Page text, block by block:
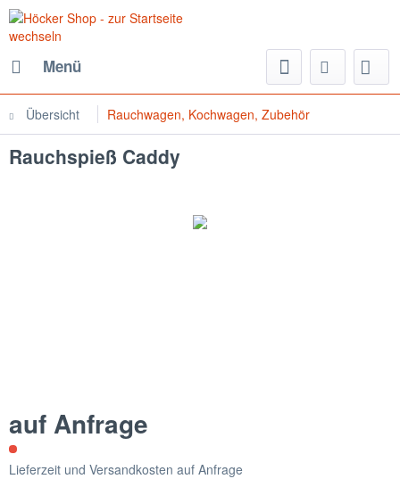
Menü
Übersicht Rauchwagen, Kochwagen, Zubehör
Rauchspieß Caddy
auf Anfrage
Lieferzeit und Versandkosten auf Anfrage